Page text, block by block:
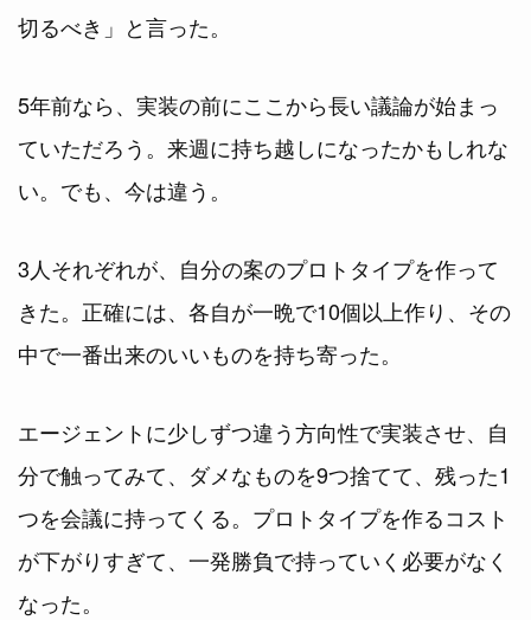
切るべき」と言った。
5年前なら、実装の前にここから長い議論が始まっ
ていただろう。来週に持ち越しになったかもしれな
い。でも、今は違う。
3人それぞれが、自分の案のプロトタイプを作って
きた。正確には、各自が一晩で10個以上作り、その
中で一番出来のいいものを持ち寄った。
エージェントに少しずつ違う方向性で実装させ、自
分で触ってみて、ダメなものを9つ捨てて、残った1
つを会議に持ってくる。プロトタイプを作るコスト
が下がりすぎて、一発勝負で持っていく必要がなく
なった。